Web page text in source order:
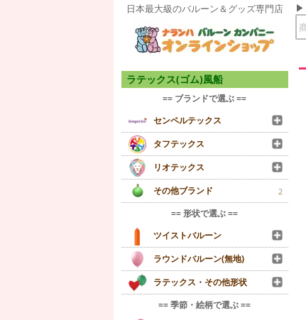
日本最大級のバルーン＆グッズ専門店
ラテックス(ゴム)風船
== ブランドで選ぶ ==
センペルテックス
タフテックス
リオテックス
その他ブランド
2
== 形状で選ぶ ==
ツイストバルーン
ラウンドバルーン(無地)
ラテックス・その他形状
== 季節・絵柄で選ぶ ==